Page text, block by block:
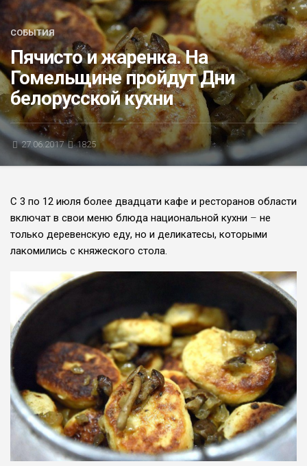
БЛИЦ-ОПРОС
АФИША
СОБЫТИЯ
Пячисто и жаренка. На
Гомельщине пройдут Дни
белорусской кухни
27.06.2017 1825
С 3 по 12 июля более двадцати кафе и ресторанов области
включат в свои меню блюда национальной кухни – не
только деревенскую еду, но и деликатесы, которыми
лакомились с княжеского стола.